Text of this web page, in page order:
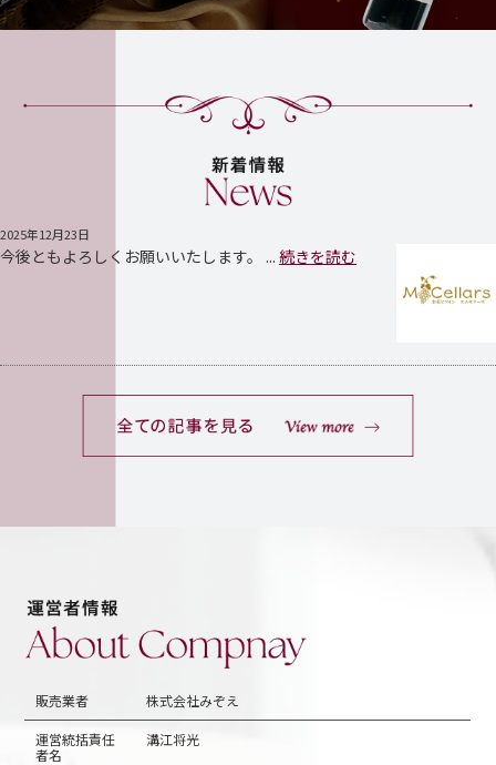
2025年12月23日
今後ともよろしくお願いいたします。 ... 続きを読む
販売業者 株式会社みぞえ
運営統括責任
者名
溝江将光